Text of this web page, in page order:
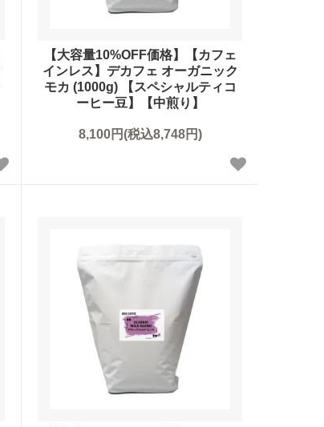
【大容量10%OFF価格】【カフェ
インレス】デカフェ オーガニック
モカ (1000g) 【スペシャルティコ
ーヒー豆】【中煎り】
8,100円(税込8,748円)